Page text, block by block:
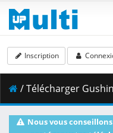
Inscription
/ Télécharger Gushing.Over.Magical.Girls.S01E09.E9.00-
Nous vous